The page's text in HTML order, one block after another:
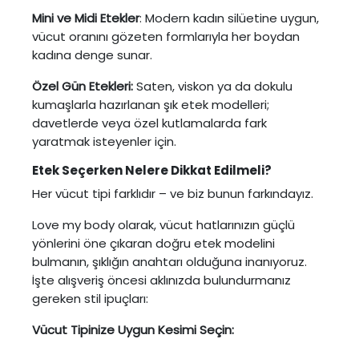
Mini ve Midi Etekler: Modern kadın silüetine uygun,
vücut oranını gözeten formlarıyla her boydan
kadına denge sunar.
Özel Gün Etekleri:Saten, viskon ya da dokulu
kumaşlarla hazırlanan şık etek modelleri;
davetlerde veya özel kutlamalarda fark
yaratmak isteyenler için.
Etek Seçerken Nelere Dikkat Edilmeli?
Her vücut tipi farklıdır – ve biz bunun farkındayız.
Love my body olarak, vücut hatlarınızın güçlü
yönlerini öne çıkaran doğru etek modelini
bulmanın, şıklığın anahtarı olduğuna inanıyoruz.
İşte alışveriş öncesi aklınızda bulundurmanız
gereken stil ipuçları:
Vücut Tipinize Uygun Kesimi Seçin: